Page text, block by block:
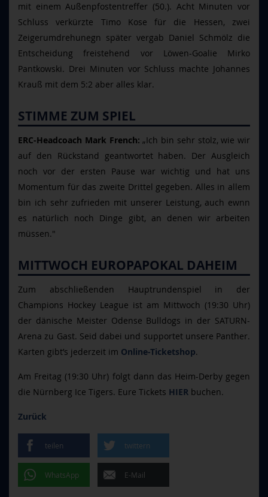
mit einem Außenpfostentreffer (50.). Acht Minuten vor
Schluss verkürzte Timo Kose für die Hessen, zwei
Zeigerumdrehunegn später vergab Daniel Schmölz die
Entscheidung freistehend vor Löwen-Goalie Mirko
Pantkowski. Drei Minuten vor Schluss machte Johannes
Krauß mit dem 5:2 aber alles klar.
STIMME ZUM SPIEL
ERC-Headcoach Mark French: „Ich bin sehr stolz, wie wir
auf den Rückstand geantwortet haben. Der Ausgleich
noch vor der ersten Pause war wichtig und hat uns
Momentum für das zweite Drittel gegeben. Alles in allem
bin ich sehr zufrieden mit unserer Leistung, auch ewnn
es natürlich noch Dinge gibt, an denen wir arbeiten
müssen."
MITTWOCH EUROPAPOKAL DAHEIM
Zum abschließenden Hauptrundenspiel in der
Champions Hockey League ist am Mittwoch (19:30 Uhr)
der dänische Meister Odense Bulldogs in der SATURN-
Arena zu Gast. Seid dabei und supportet unsere Panther.
Karten gibt’s jederzeit im Online-Ticketshop.
Am Freitag (19:30 Uhr) folgt dann das Heim-Derby gegen
die Nürnberg Ice Tigers. Eure Tickets HIER buchen.
Zurück
teilen twittern
WhatsApp E-Mail